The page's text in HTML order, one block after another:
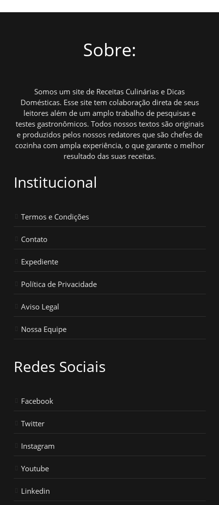
Sobre:
Somos um site de Receitas Culinárias e Dicas
Domésticas. Esse site tem colaboração direta de seus
leitores além de um amplo trabalho de pesquisas e
testes gastronômicos. Todos nossos textos são originais
e produzidos pelos nossos redatores que são chefes de
cozinha com ampla experiência, o que garante o melhor
resultado das suas receitas.
Institucional
Termos e Condições
Contato
Expediente
Política de Privacidade
Aviso Legal
Nossa Equipe
Redes Sociais
Facebook
Twitter
Instagram
Youtube
Linkedin